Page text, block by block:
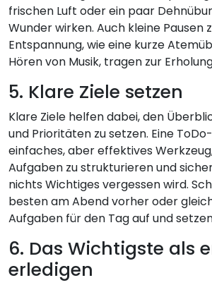
frischen Luft oder ein paar
Wunder wirken. Auch kleine Pausen
Entspannung, wie eine kurze
Hören von Musik, tragen zur
5. Klare Ziele setzen
Klare Ziele helfen dabei, den
und Prioritäten zu setzen. Eine
einfaches, aber effektives
Aufgaben zu strukturieren und
nichts Wichtiges vergessen wird.
besten am Abend vorher oder
Aufgaben für den Tag auf und
6. Das Wichtigste als
erledigen